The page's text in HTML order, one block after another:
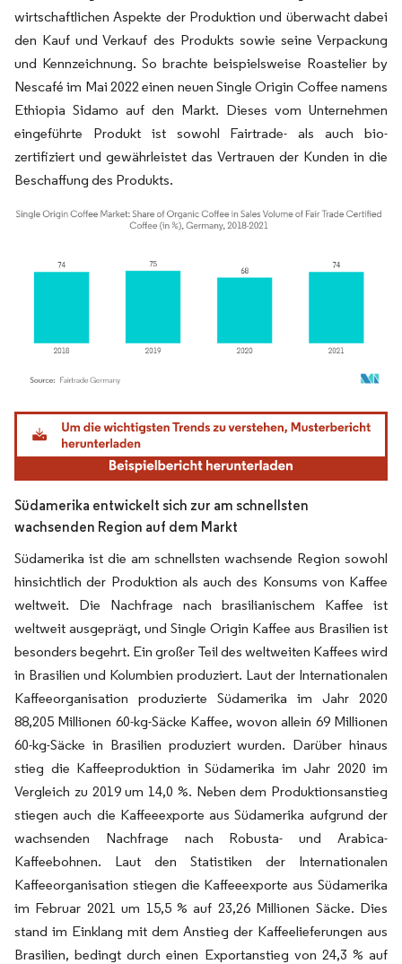
wirtschaftlichen Aspekte der Produktion und überwacht dabei
den Kauf und Verkauf des Produkts sowie seine Verpackung
und Kennzeichnung. So brachte beispielsweise Roastelier by
Nescafé im Mai 2022 einen neuen Single Origin Coffee namens
Ethiopia Sidamo auf den Markt. Dieses vom Unternehmen
eingeführte Produkt ist sowohl Fairtrade- als auch bio-
zertifiziert und gewährleistet das Vertrauen der Kunden in die
Beschaffung des Produkts.
Bild © Mordor Intelligence. Wiederverwendung erfordert Namensnennung gemäß
Südamerika entwickelt sich zur am schnellsten
wachsenden Region auf dem Markt
Südamerika ist die am schnellsten wachsende Region sowohl
hinsichtlich der Produktion als auch des Konsums von Kaffee
weltweit. Die Nachfrage nach brasilianischem Kaffee ist
weltweit ausgeprägt, und Single Origin Kaffee aus Brasilien ist
besonders begehrt. Ein großer Teil des weltweiten Kaffees wird
in Brasilien und Kolumbien produziert. Laut der Internationalen
Kaffeeorganisation produzierte Südamerika im Jahr 2020
88,205 Millionen 60-kg-Säcke Kaffee, wovon allein 69 Millionen
60-kg-Säcke in Brasilien produziert wurden. Darüber hinaus
stieg die Kaffeeproduktion in Südamerika im Jahr 2020 im
Vergleich zu 2019 um 14,0 %. Neben dem Produktionsanstieg
stiegen auch die Kaffeeexporte aus Südamerika aufgrund der
wachsenden Nachfrage nach Robusta- und Arabica-
Kaffeebohnen. Laut den Statistiken der Internationalen
Kaffeeorganisation stiegen die Kaffeeexporte aus Südamerika
im Februar 2021 um 15,5 % auf 23,26 Millionen Säcke. Dies
stand im Einklang mit dem Anstieg der Kaffeelieferungen aus
Brasilien, bedingt durch einen Exportanstieg von 24,3 % auf